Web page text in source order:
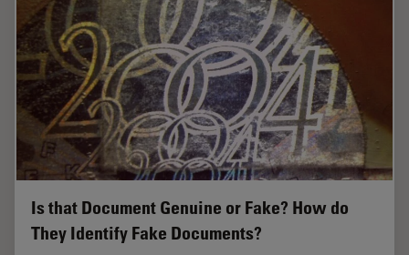
Is that Document Genuine or Fake? How do
They Identify Fake Documents?